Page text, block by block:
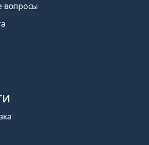
вопросы